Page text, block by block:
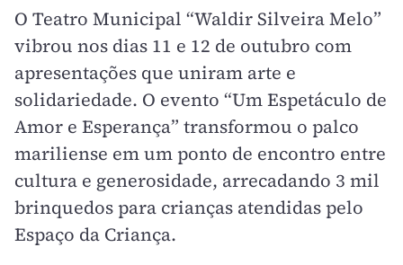
O Teatro Municipal “Waldir Silveira Melo”
vibrou nos dias 11 e 12 de outubro com
apresentações que uniram arte e
solidariedade. O evento “Um Espetáculo de
Amor e Esperança” transformou o palco
mariliense em um ponto de encontro entre
cultura e generosidade, arrecadando 3 mil
brinquedos para crianças atendidas pelo
Espaço da Criança.